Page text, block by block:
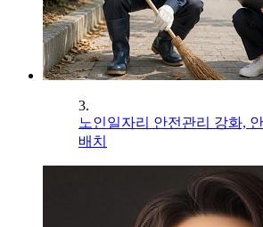
3.
노인일자리 안전관리 강화,
배치